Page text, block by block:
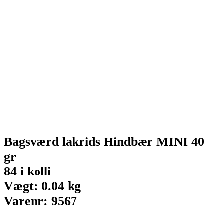
Bagsværd lakrids Hindbær MINI 40
gr
84 i kolli
Vægt: 0.04 kg
Varenr: 9567